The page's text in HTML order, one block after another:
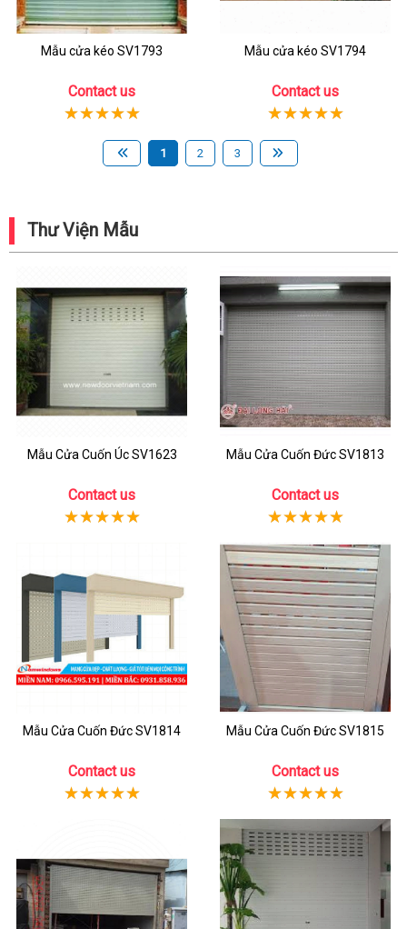
Mẫu cửa kéo SV1793
Contact us
Mẫu cửa kéo SV1794
Contact us
1 2 3
Thư Viện Mẫu
Mẫu Cửa Cuốn Úc SV1623
Contact us
Mẫu Cửa Cuốn Đức SV1813
Contact us
Mẫu Cửa Cuốn Đức SV1814
Contact us
Mẫu Cửa Cuốn Đức SV1815
Contact us